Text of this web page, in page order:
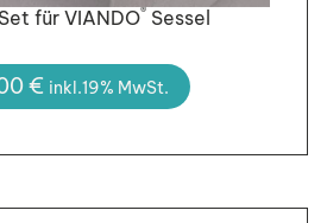
für VIANDO®Sessel
€ inkl.19% MwSt.